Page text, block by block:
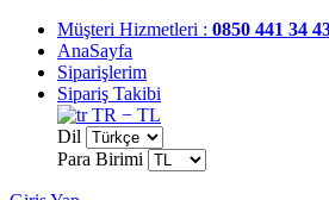
Müşteri Hizmetleri : 0850 441 34
AnaSayfa
Siparişlerim
Sipariş Takibi
TR − TL
Dil
Para Birimi